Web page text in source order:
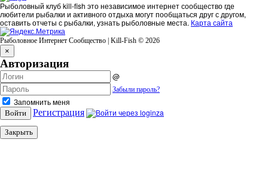
Рыболовный клуб kill-fish это независимое интернет сообщество где
любители рыбалки и активного отдыха могут пообщаться друг с другом,
оставить отчеты с рыбалки, узнать рыболовные места. Карта сайта
Рыболовное Интернет Сообщество | Kill-Fish © 2026
×
Авторизация
@
Забыли пароль?
Запомнить меня
Войти Регистрация
Закрыть